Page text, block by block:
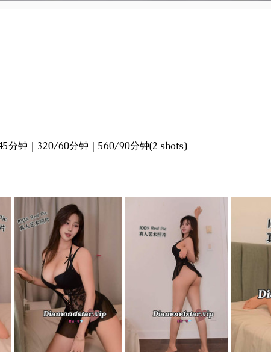
分钟｜320/60分钟｜560/90分钟(2 shots)